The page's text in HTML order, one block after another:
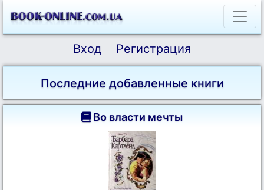
Вход Регистрация
Последние добавленные книги
Во власти мечты